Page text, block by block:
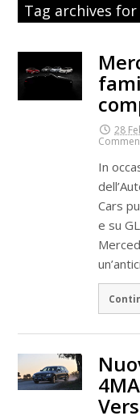
Tag archives for
28
In
Cars
e su